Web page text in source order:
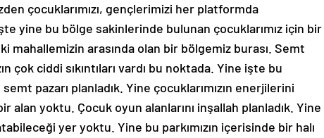
çocuklarımızı, gençlerimizi her platformda
yine bu bölge sakinlerinde bulunan çocuklarımız için bir
mahallemizin arasında olan bir bölgemiz burası. Semt
çok ciddi sıkıntıları vardı bu noktada. Yine işte bu
pazarı planladık. Yine çocuklarımızın enerjilerini
yoktu. Çocuk oyun alanlarını inşallah planladık. Yine
yer yoktu. Yine bu parkımızın içerisinde bir halı